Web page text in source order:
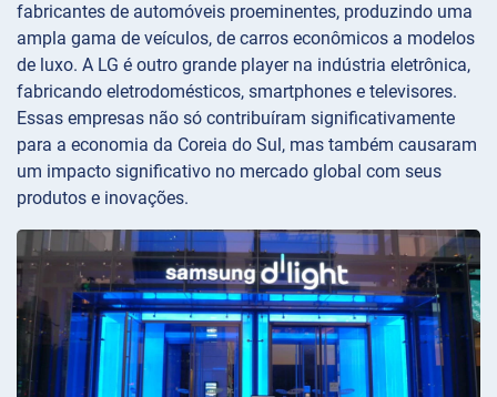
fabricantes de automóveis proeminentes, produzindo uma
ampla gama de veículos, de carros econômicos a modelos
de luxo. A LG é outro grande player na indústria eletrônica,
fabricando eletrodomésticos, smartphones e televisores.
Essas empresas não só contribuíram significativamente
para a economia da Coreia do Sul, mas também causaram
um impacto significativo no mercado global com seus
produtos e inovações.